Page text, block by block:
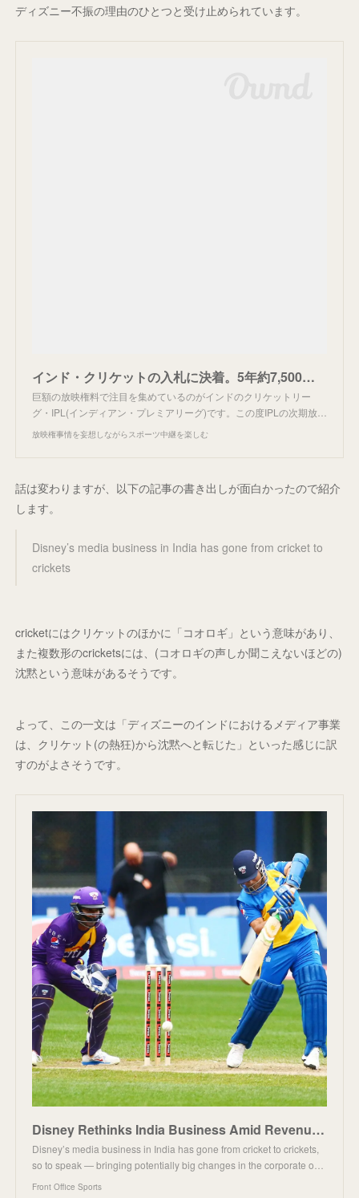
ディズニー不振の理由のひとつと受け止められています。
インド・クリケットの入札に決着。5年約7,500億円。
巨額の放映権料で注目を集めているのがインドのクリケットリー
グ・IPL(インディアン・プレミアリーグ)です。この度IPLの次期放…
放映権事情を妄想しながらスポーツ中継を楽しむ
話は変わりますが、以下の記事の書き出しが面白かったので紹介
します。
Disney’s media business in India has gone from cricket to
crickets
cricketにはクリケットのほかに「コオロギ」という意味があり、
また複数形のcricketsには、(コオロギの声しか聞こえないほどの)
沈黙という意味があるそうです。
よって、この一文は「ディズニーのインドにおけるメディア事業
は、クリケット(の熱狂)から沈黙へと転じた」といった感じに訳
すのがよさそうです。
Disney Rethinks India Business Amid Revenue Slump, Losing IPL Rights
Disney’s media business in India has gone from cricket to crickets,
so to speak — bringing potentially big changes in the corporate o…
Front Office Sports